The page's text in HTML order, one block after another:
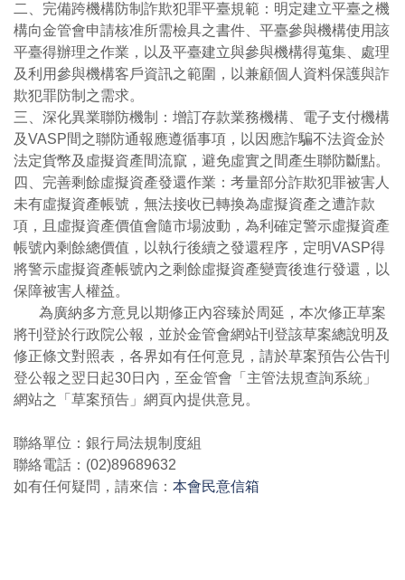
二、完備跨機構防制詐欺犯罪平臺規範：明定建立平臺之機
構向金管會申請核准所需檢具之書件、平臺參與機構使用該
平臺得辦理之作業，以及平臺建立與參與機構得蒐集、處理
及利用參與機構客戶資訊之範圍，以兼顧個人資料保護與詐
欺犯罪防制之需求。
三、深化異業聯防機制：增訂存款業務機構、電子支付機構
及VASP間之聯防通報應遵循事項，以因應詐騙不法資金於
法定貨幣及虛擬資產間流竄，避免虛實之間產生聯防斷點。
四、完善剩餘虛擬資產發還作業：考量部分詐欺犯罪被害人
未有虛擬資產帳號，無法接收已轉換為虛擬資產之遭詐款
項，且虛擬資產價值會隨市場波動，為利確定警示虛擬資產
帳號內剩餘總價值，以執行後續之發還程序，定明VASP得
將警示虛擬資產帳號內之剩餘虛擬資產變賣後進行發還，以
保障被害人權益。
為廣納多方意見以期修正內容臻於周延，本次修正草案
將刊登於行政院公報，並於金管會網站刊登該草案總說明及
修正條文對照表，各界如有任何意見，請於草案預告公告刊
登公報之翌日起30日內，至金管會「主管法規查詢系統」
網站之「草案預告」網頁內提供意見。
聯絡單位：銀行局法規制度組
聯絡電話：(02)89689632
如有任何疑問，請來信：本會民意信箱